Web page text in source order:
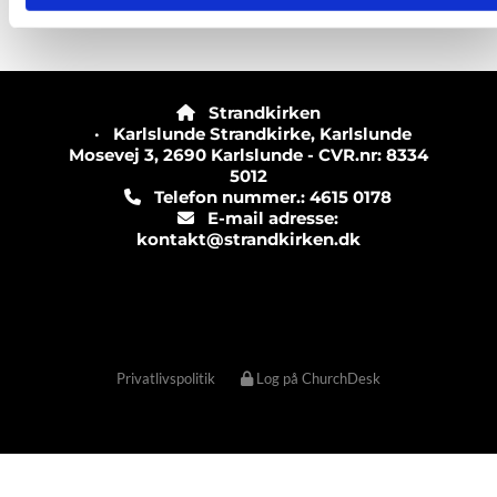

Strandkirken
· Karlslunde Strandkirke, Karlslunde
Mosevej 3, 2690 Karlslunde - CVR.nr: 8334
5012
Telefon nummer.: 4615 0178
E-mail adresse:
kontakt@strandkirken.dk
Privatlivspolitik Log på ChurchDesk